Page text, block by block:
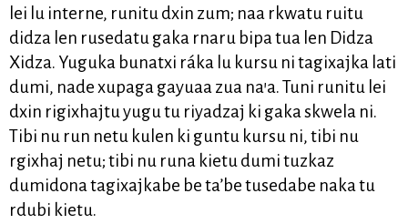
lei lu interne, runitu dxin zum; naa rkwatu ruitu
didza len rusedatu gaka rnaru bipa tua len Didza
Xidza. Yuguka bunatxi ráka lu kursu ni tagixajka lati
dumi, nade xupaga gayuaa zua na’a. Tuni runitu lei
dxin rigixhajtu yugu tu riyadzaj ki gaka skwela ni.
Tibi nu run netu kulen ki guntu kursu ni, tibi nu
rgixhaj netu; tibi nu runa kietu dumi tuzkaz
dumidona tagixajkabe be ta’be tusedabe naka tu
rdubi kietu.